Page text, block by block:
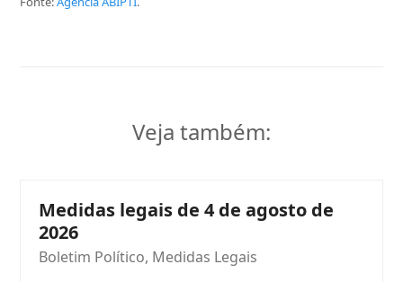
Veja também:
Medidas legais de 4 de agosto de
2026
Boletim Político, Medidas Legais